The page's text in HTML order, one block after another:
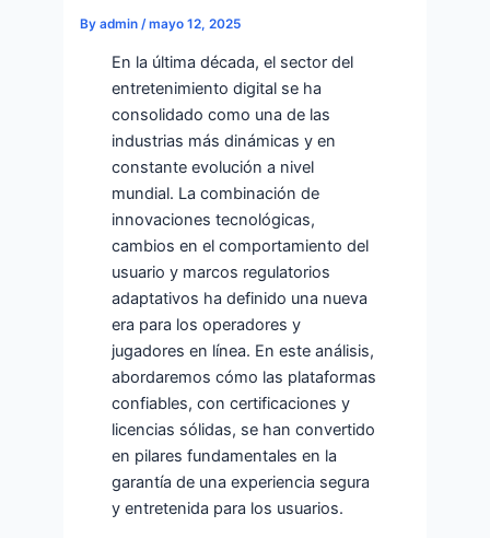
By admin /mayo 12, 2025
En la última década, el sector del
entretenimiento digital se ha
consolidado como una de las
industrias más dinámicas y en
constante evolución a nivel
mundial. La combinación de
innovaciones tecnológicas,
cambios en el comportamiento del
usuario y marcos regulatorios
adaptativos ha definido una nueva
era para los operadores y
jugadores en línea. En este análisis,
abordaremos cómo las plataformas
confiables, con certificaciones y
licencias sólidas, se han convertido
en pilares fundamentales en la
garantía de una experiencia segura
y entretenida para los usuarios.